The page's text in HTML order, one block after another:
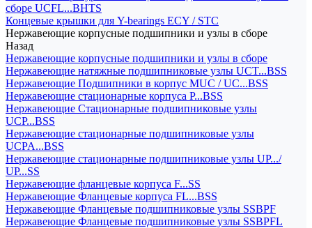
сборе UCFL...BHTS
Концевые крышки для Y-bearings ECY / STC
Нержавеющие корпусные подшипники и узлы в сборе
Назад
Нержавеющие корпусные подшипники и узлы в сборе
Нержавеющие натяжные подшипниковые узлы UCT...BSS
Нержавеющие Подшипники в корпус MUC / UC...BSS
Нержавеющие стационарные корпуса P...BSS
Нержавеющие Стационарные подшипниковые узлы
UCP...BSS
Нержавеющие стационарные подшипниковые узлы
UCPA...BSS
Нержавеющие стационарные подшипниковые узлы UP.../
UP...SS
Нержавеющие фланцевые корпуса F...SS
Нержавеющие Фланцевые корпуса FL...BSS
Нержавеющие Фланцевые подшипниковые узлы SSBPF
Нержавеющие Фланцевые подшипниковые узлы SSBPFL